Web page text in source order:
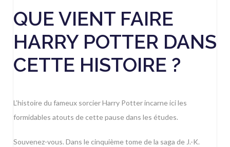
QUE VIENT FAIRE
HARRY POTTER DANS
CETTE HISTOIRE ?
L’histoire du fameux sorcier Harry Potter incarne ici les
formidables atouts de cette pause dans les études.
Souvenez-vous. Dans le cinquième tome de la saga de J.-K.